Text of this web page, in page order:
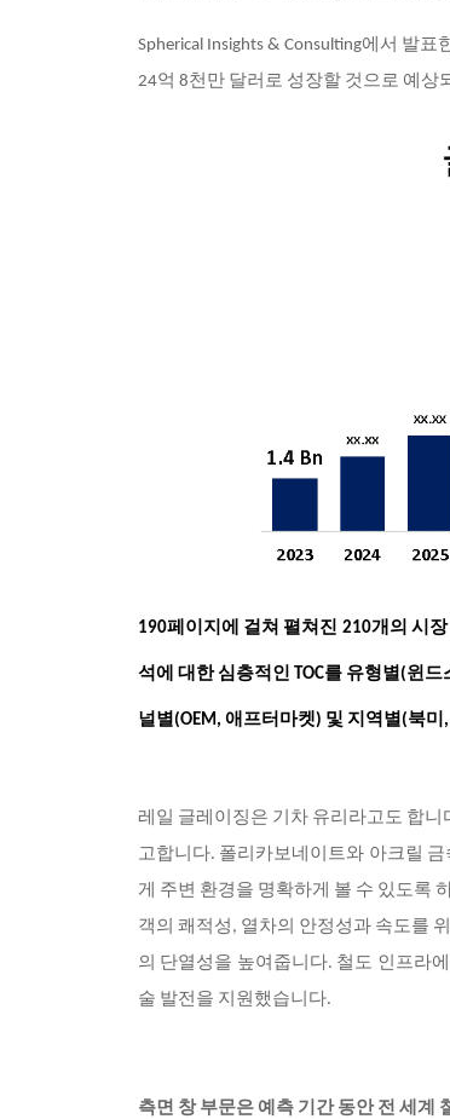
Spherical Insights & Consulting에서 발표
24억 8천만 달러로 성장할 것으로 예상
190페이지에 걸쳐 펼쳐진 210개의 시
석에 대한 심층적인 TOC를 유형별(윈
널별(OEM, 애프터마켓) 및 지역별(북
레일 글레이징은 기차 유리라고도 합
고합니다. 폴리카보네이트와 아크릴
게 주변 환경을 명확하게 볼 수 있도록
객의 쾌적성, 열차의 안정성과 속도를
의 단열성을 높여줍니다. 철도 인프라
술 발전을 지원했습니다.
측면 창 부문은 예측 기간 동안 전 세계